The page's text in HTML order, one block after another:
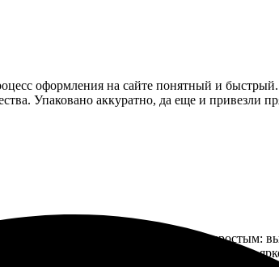
оформления на сайте понятный и
Упаковано аккуратно, да еще и привезли
Процесс оказался очень простым:
качество стало настоящей радостью. Фото